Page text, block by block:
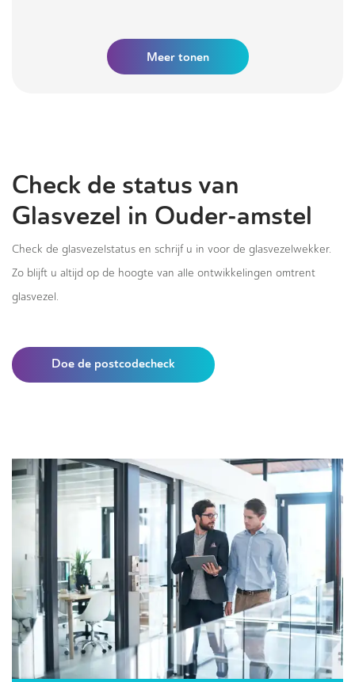
Meer tonen
Check de status van
Glasvezel in Ouder-amstel
Check de glasvezelstatus en schrijf u in voor de glasvezelwekker.
Zo blijft u altijd op de hoogte van alle ontwikkelingen omtrent
glasvezel.
Doe de postcodecheck